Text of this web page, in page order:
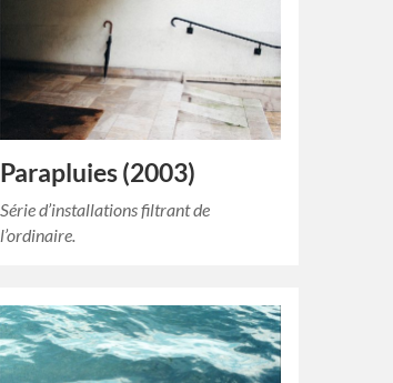
Parapluies (2003)
Série d’installations filtrant de
l’ordinaire.